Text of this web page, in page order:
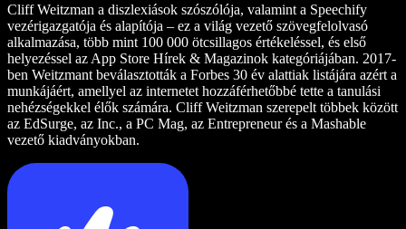
Cliff Weitzman a diszlexiások szószólója, valamint a Speechify
vezérigazgatója és alapítója – ez a világ vezető szövegfelolvasó
alkalmazása, több mint 100 000 ötcsillagos értékeléssel, és első
helyezéssel az App Store Hírek & Magazinok kategóriájában. 2017-
ben Weitzmant beválasztották a Forbes 30 év alattiak listájára azért a
munkájáért, amellyel az internetet hozzáférhetőbbé tette a tanulási
nehézségekkel élők számára. Cliff Weitzman szerepelt többek között
az EdSurge, az Inc., a PC Mag, az Entrepreneur és a Mashable
vezető kiadványokban.